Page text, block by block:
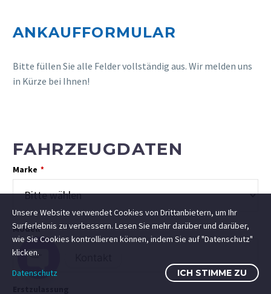
ANKAUFFORMULAR
Bitte füllen Sie alle Felder vollständig aus. Wir melden uns
in Kürze bei Ihnen!
FAHRZEUGDATEN
Marke *
Modell
Unsere Website verwendet Cookies von Drittanbietern, um Ihr
Surferlebnis zu verbessern. Lesen Sie mehr darüber und darüber,
wie Sie Cookies kontrollieren können, indem Sie auf "Datenschutz"
klicken.
Datenschutz
ICH STIMME ZU